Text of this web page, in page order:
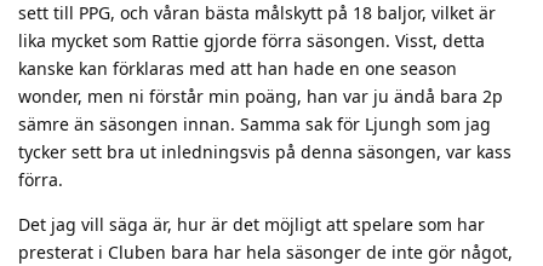
sett till PPG, och våran bästa målskytt på 18 baljor, vilket är
lika mycket som Rattie gjorde förra säsongen. Visst, detta
kanske kan förklaras med att han hade en one season
wonder, men ni förstår min poäng, han var ju ändå bara 2p
sämre än säsongen innan. Samma sak för Ljungh som jag
tycker sett bra ut inledningsvis på denna säsongen, var kass
förra.
Det jag vill säga är, hur är det möjligt att spelare som har
presterat i Cluben bara har hela säsonger de inte gör något,